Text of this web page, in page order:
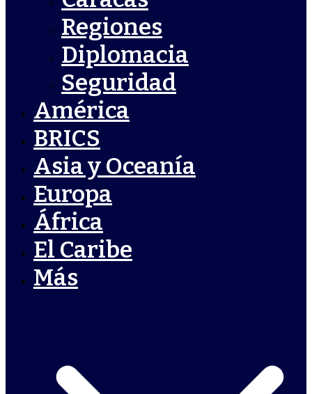
Regiones
Diplomacia
Seguridad
América
BRICS
Asia y Oceanía
Europa
África
El Caribe
Más